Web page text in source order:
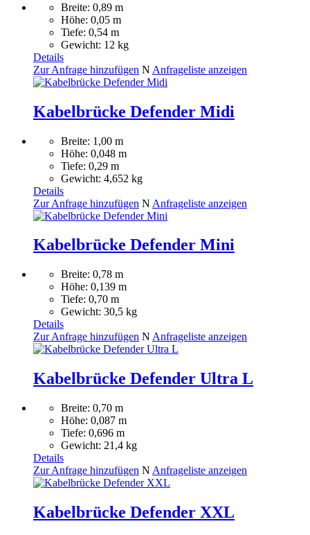
Breite: 0,89 m
Höhe: 0,05 m
Tiefe: 0,54 m
Gewicht: 12 kg
Details
Zur Anfrage hinzufügen N Anfrageliste anzeigen
Kabelbrücke Defender Midi
Breite: 1,00 m
Höhe: 0,048 m
Tiefe: 0,29 m
Gewicht: 4,652 kg
Details
Zur Anfrage hinzufügen N Anfrageliste anzeigen
Kabelbrücke Defender Mini
Breite: 0,78 m
Höhe: 0,139 m
Tiefe: 0,70 m
Gewicht: 30,5 kg
Details
Zur Anfrage hinzufügen N Anfrageliste anzeigen
Kabelbrücke Defender Ultra L
Breite: 0,70 m
Höhe: 0,087 m
Tiefe: 0,696 m
Gewicht: 21,4 kg
Details
Zur Anfrage hinzufügen N Anfrageliste anzeigen
Kabelbrücke Defender XXL